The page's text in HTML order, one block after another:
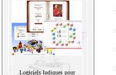
Logiciels ludiques pour